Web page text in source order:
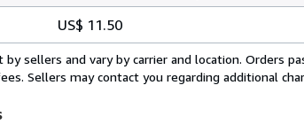
US$ 11.50
sellers and vary by carrier and location. Orders
Sellers may contact you regarding additional